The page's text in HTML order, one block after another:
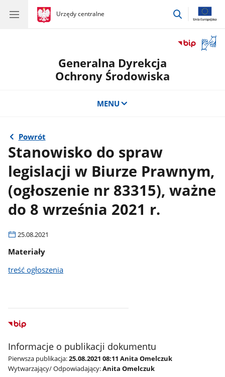
gov.pl
Urzędy centralne
gov.pl
Urzędy
przejdź
okno
Generalna Dyrekcja
Ochrony Środowiska
MENU
Powrót
Stanowisko do spraw
legislacji w Biurze Prawnym,
(ogłoszenie nr 83315), ważne
do 8 września 2021 r.
25.08.2021
Materiały
treść ogłoszenia
Informacje o publikacji dokumentu
Pierwsza publikacja:25.08.2021 08:11 Anita Omelczuk
Wytwarzający/ Odpowiadający:Anita Omelczuk